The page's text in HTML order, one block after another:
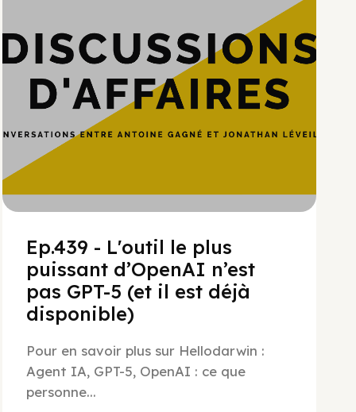
Ep.439 - L'outil le plus
puissant d’OpenAI n’est
pas GPT-5 (et il est déjà
disponible)
Pour en savoir plus sur Hellodarwin :
Agent IA, GPT-5, OpenAI : ce que
personne...